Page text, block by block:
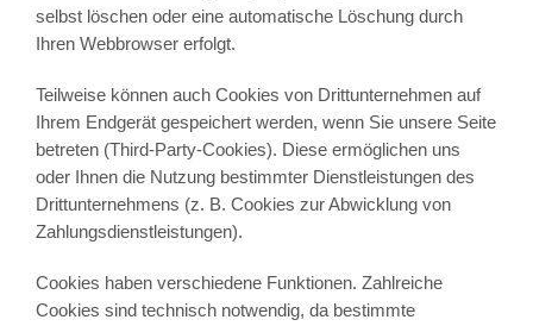
selbst löschen oder eine automatische Löschung durch
Ihren Webbrowser erfolgt.
Teilweise können auch Cookies von Drittunternehmen auf
Ihrem Endgerät gespeichert werden, wenn Sie unsere Seite
betreten (Third-Party-Cookies). Diese ermöglichen uns
oder Ihnen die Nutzung bestimmter Dienstleistungen des
Drittunternehmens (z. B. Cookies zur Abwicklung von
Zahlungsdienstleistungen).
Cookies haben verschiedene Funktionen. Zahlreiche
Cookies sind technisch notwendig, da bestimmte